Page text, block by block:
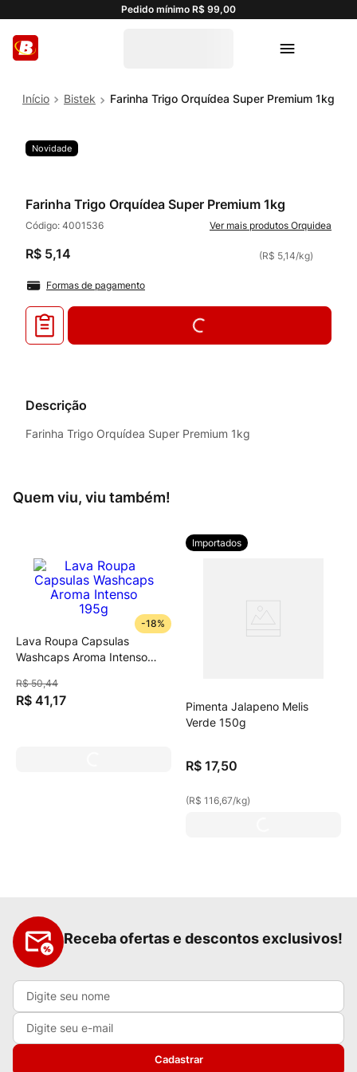
Pedido mínimo R$ 99,00
Bistek Farinha Trigo Orquídea Super Premium 1kg
Novidade
Farinha Trigo Orquídea Super Premium 1kg
Código: 4001536 Orquidea
R$ 5,14 (R$ 5,14/kg)
Formas de pagamento
Descrição
Farinha Trigo Orquídea Super Premium 1kg
Quem viu, viu também!
-18%
Lava Roupa Capsulas
Washcaps Aroma Intenso
R$ 50,44
R$ 41,17
Importados
Pimenta Jalapeno Melis
Verde 150g
R$ 17,50
(R$ 116,67/kg)
Receba ofertas e descontos exclusivos!
Cadastrar